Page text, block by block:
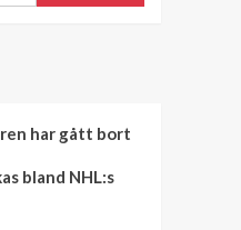
har gått bort
bland NHL:s